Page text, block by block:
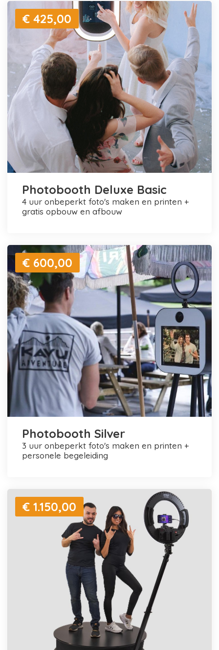
€ 425,00
Photobooth Deluxe Basic
4 uur onbeperkt foto's maken en printen +
gratis opbouw en afbouw
€ 600,00
Photobooth Silver
3 uur onbeperkt foto's maken en printen +
personele begeleiding
€ 1.150,00